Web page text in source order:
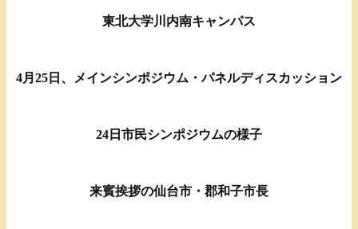
東北大学川内南キャンパス
4月25日、メインシンポジウム・パネルディスカッション
24日市民シンポジウムの様子
来賓挨拶の仙台市・郡和子市長